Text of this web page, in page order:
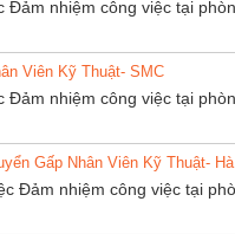
Đảm nhiệm công việc tại
Viên Kỹ Thuật- SMC
Đảm nhiệm công việc tại
Gấp Nhân Viên Kỹ Thuật-
Đảm nhiệm công việc tại